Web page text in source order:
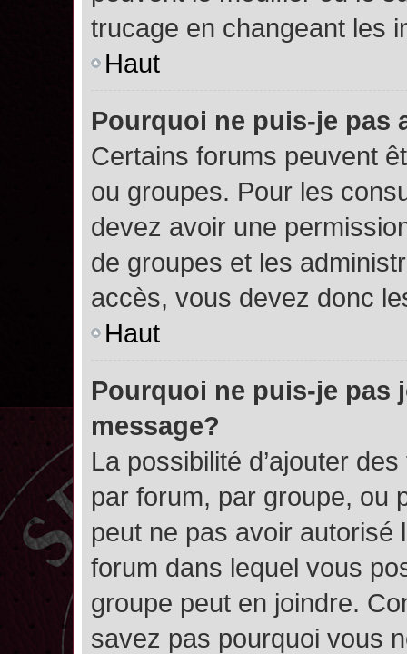
trucage en changeant les
Haut
Pourquoi ne puis-je pas
Certains forums peuvent
ou groupes. Pour les
devez avoir une
de groupes et les
accès, vous devez donc
Haut
Pourquoi ne puis-je pas
message?
La possibilité d’ajouter
par forum, par groupe, ou
peut ne pas avoir autorisé
forum dans lequel vous
groupe peut en joindre.
savez pas pourquoi vous